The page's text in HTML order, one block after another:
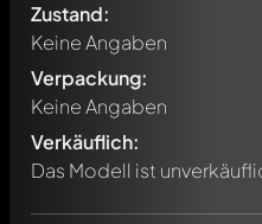
Zustand:
Keine Angaben
Verpackung:
Keine Angaben
Verkäuflich:
Das Modell ist
Schreibe jetzt einen ersten
Jeder Kommentar kann
werden. Es ist wie ein Chat.
Erwähne andere Modelly-
automatisch darüber